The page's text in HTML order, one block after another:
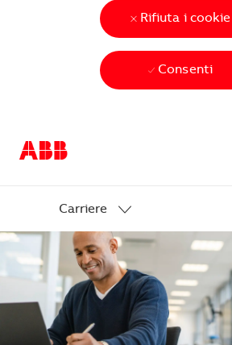
Carriere
-
Rifiuta i cookie
Consenti